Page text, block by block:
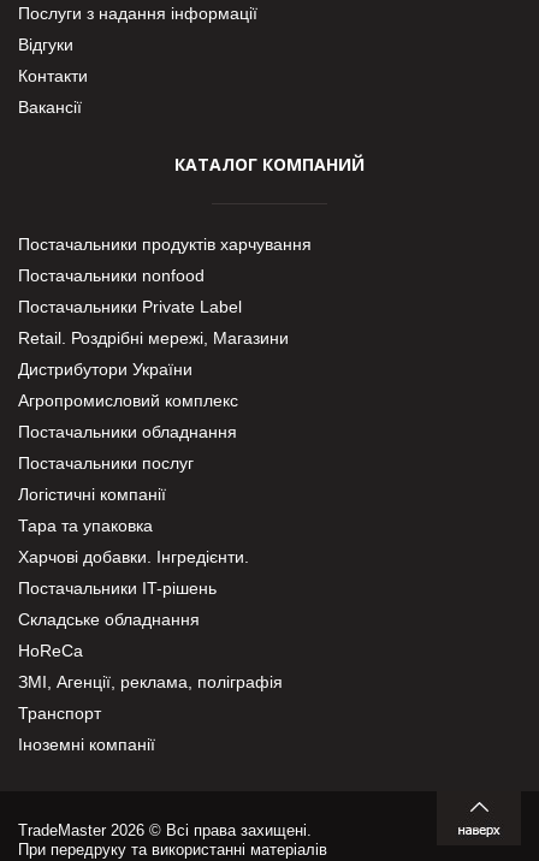
Послуги з надання інформації
Відгуки
Контакти
Вакансії
КАТАЛОГ КОМПАНИЙ
Постачальники продуктів харчування
Постачальники nonfood
Постачальники Private Label
Retail. Роздрібні мережі, Магазини
Дистрибутори України
Агропромисловий комплекс
Постачальники обладнання
Постачальники послуг
Логістичні компанії
Тара та упаковка
Харчові добавки. Інгредієнти.
Постачальники IT-рішень
Складське обладнання
HoReCa
ЗМІ, Агенції, реклама, поліграфія
Транспорт
Іноземні компанії
TradeMaster 2026 © Всі права захищені.
При передруку та використанні матеріалів